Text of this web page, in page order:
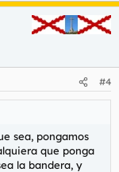
#4
sea, pongamos
que ponga
la bandera, y